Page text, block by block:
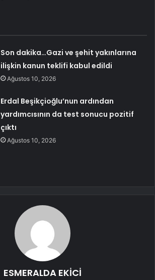
Son dakika…Gazi ve şehit yakınlarına
ilişkin kanun teklifi kabul edildi
Ağustos 10, 2026
Erdal Beşikçioğlu’nun ardından
yardımcısının da test sonucu pozitif
çıktı
Ağustos 10, 2026
ESMERALDA EKİCİ